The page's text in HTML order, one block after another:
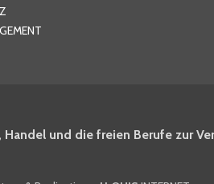
und die freien Berufe zur